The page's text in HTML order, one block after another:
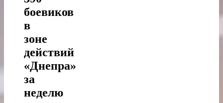
боевиков
в
зоне
действий
«Днепра»
за
неделю